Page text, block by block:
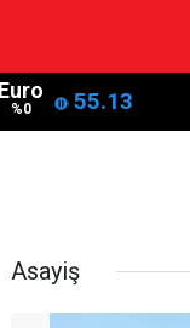
Euro
%0 55.13
Asayiş